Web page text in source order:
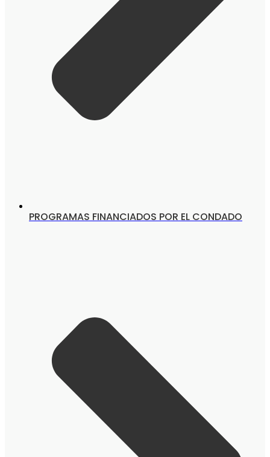
PROGRAMAS FINANCIADOS POR EL CONDADO